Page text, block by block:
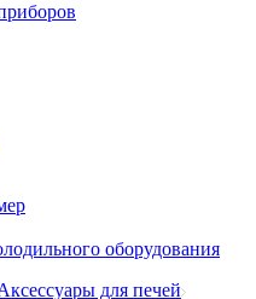
оборудования
для печей